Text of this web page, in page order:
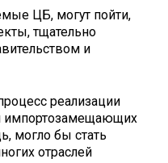
ЦБ, могут пойти,
тщательно
и
реализации
импортозамещающих
могло бы стать
отраслей